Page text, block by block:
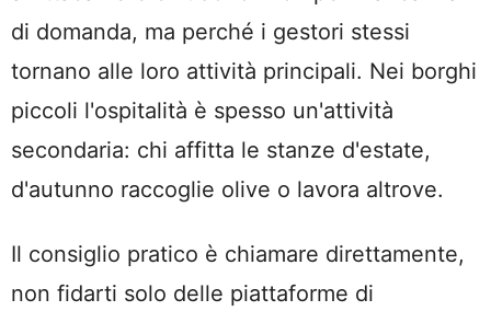
di domanda, ma perché i gestori stessi
tornano alle loro attività principali. Nei borghi
piccoli l'ospitalità è spesso un'attività
secondaria: chi affitta le stanze d'estate,
d'autunno raccoglie olive o lavora altrove.
Il consiglio pratico è chiamare direttamente,
non fidarti solo delle piattaforme di